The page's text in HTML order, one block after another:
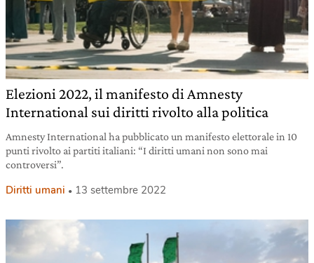
Elezioni 2022, il manifesto di Amnesty
International sui diritti rivolto alla politica
Amnesty International ha pubblicato un manifesto elettorale in 10
punti rivolto ai partiti italiani: “I diritti umani non sono mai
controversi”.
Diritti umani 13 settembre 2022